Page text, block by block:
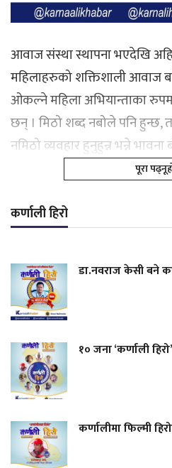
आवाज संस्था स्थापना भएदेखि
महिलाहरुको शक्तिशाली आवाज
ओकल्ने महिला अभियान्ताका
छन् । मिठो शब्द नबोले पनि हुन्छ,
नमिठो व्यवहार हुनुहुन्न भन्ने
पूरा
कर्णाली हिरो
डा.नवराज केसी बने
१० जना ‘कर्णाली
कर्णालीमा फिल्मी